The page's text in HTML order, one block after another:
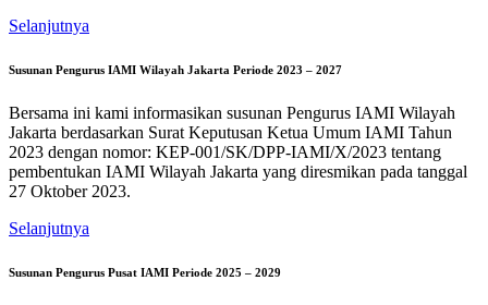
Selanjutnya
Susunan Pengurus IAMI Wilayah Jakarta Periode 2023 – 2027
Bersama ini kami informasikan susunan Pengurus IAMI Wilayah
Jakarta berdasarkan Surat Keputusan Ketua Umum IAMI Tahun
2023 dengan nomor: KEP-001/SK/DPP-IAMI/X/2023 tentang
pembentukan IAMI Wilayah Jakarta yang diresmikan pada tanggal
27 Oktober 2023.
Selanjutnya
Susunan Pengurus Pusat IAMI Periode 2025 – 2029